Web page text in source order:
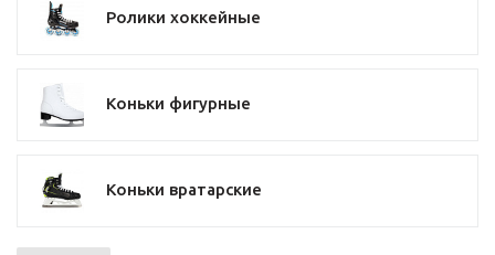
Ролики хоккейные
Коньки фигурные
Коньки вратарские